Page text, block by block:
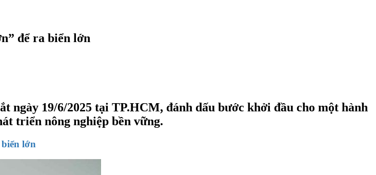
để ra biển lớn
ngày 19/6/2025 tại TP.HCM, đánh dấu bước khởi đầu cho một hành
triển nông nghiệp bền vững.
lớn